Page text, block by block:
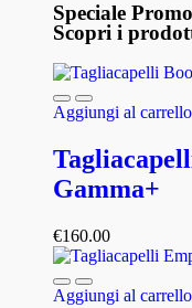
Speciale
Scopri i
Aggiungi al carrello
Gamma+
€160.00
Aggiungi al carrello